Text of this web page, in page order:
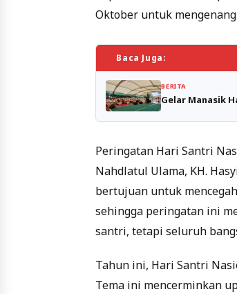
Oktober untuk
Baca Juga:
BERITA
Gelar Manasik
Peringatan Hari Santri
Nahdlatul Ulama, KH.
bertujuan untuk
sehingga peringatan ini
santri, tetapi seluruh
Tahun ini, Hari Santri
Tema ini mencerminkan